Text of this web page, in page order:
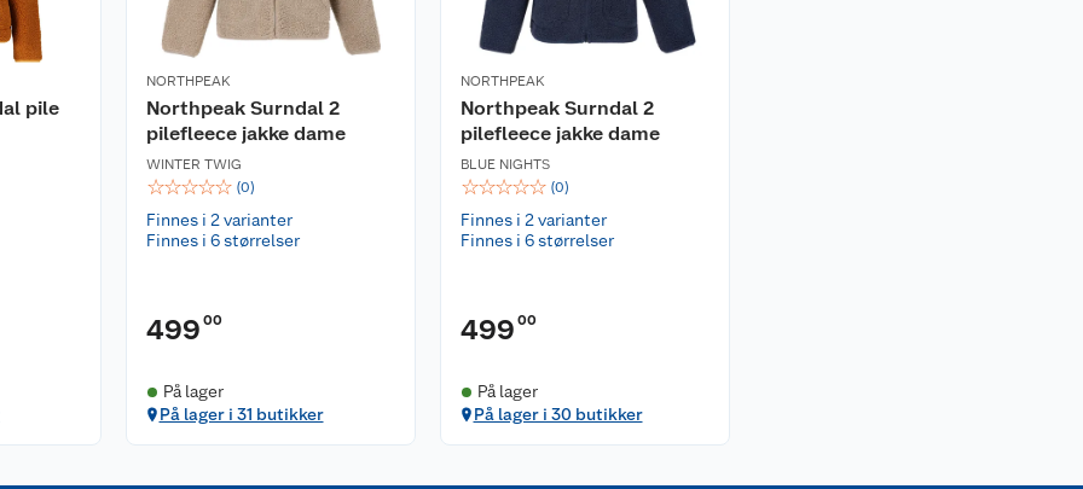
pile
NORTHPEAK
Northpeak Surndal 2
pilefleece jakke dame
WINTER TWIG
☆☆☆☆☆ (0)
Finnes i 2 varianter
Finnes i 6 størrelser
499 00
På lager
På lager i 31 butikker
NORTHPEAK
Northpeak Surndal 2
pilefleece jakke dame
BLUE NIGHTS
☆☆☆☆☆ (0)
Finnes i 2 varianter
Finnes i 6 størrelser
499 00
På lager
På lager i 30 butikker